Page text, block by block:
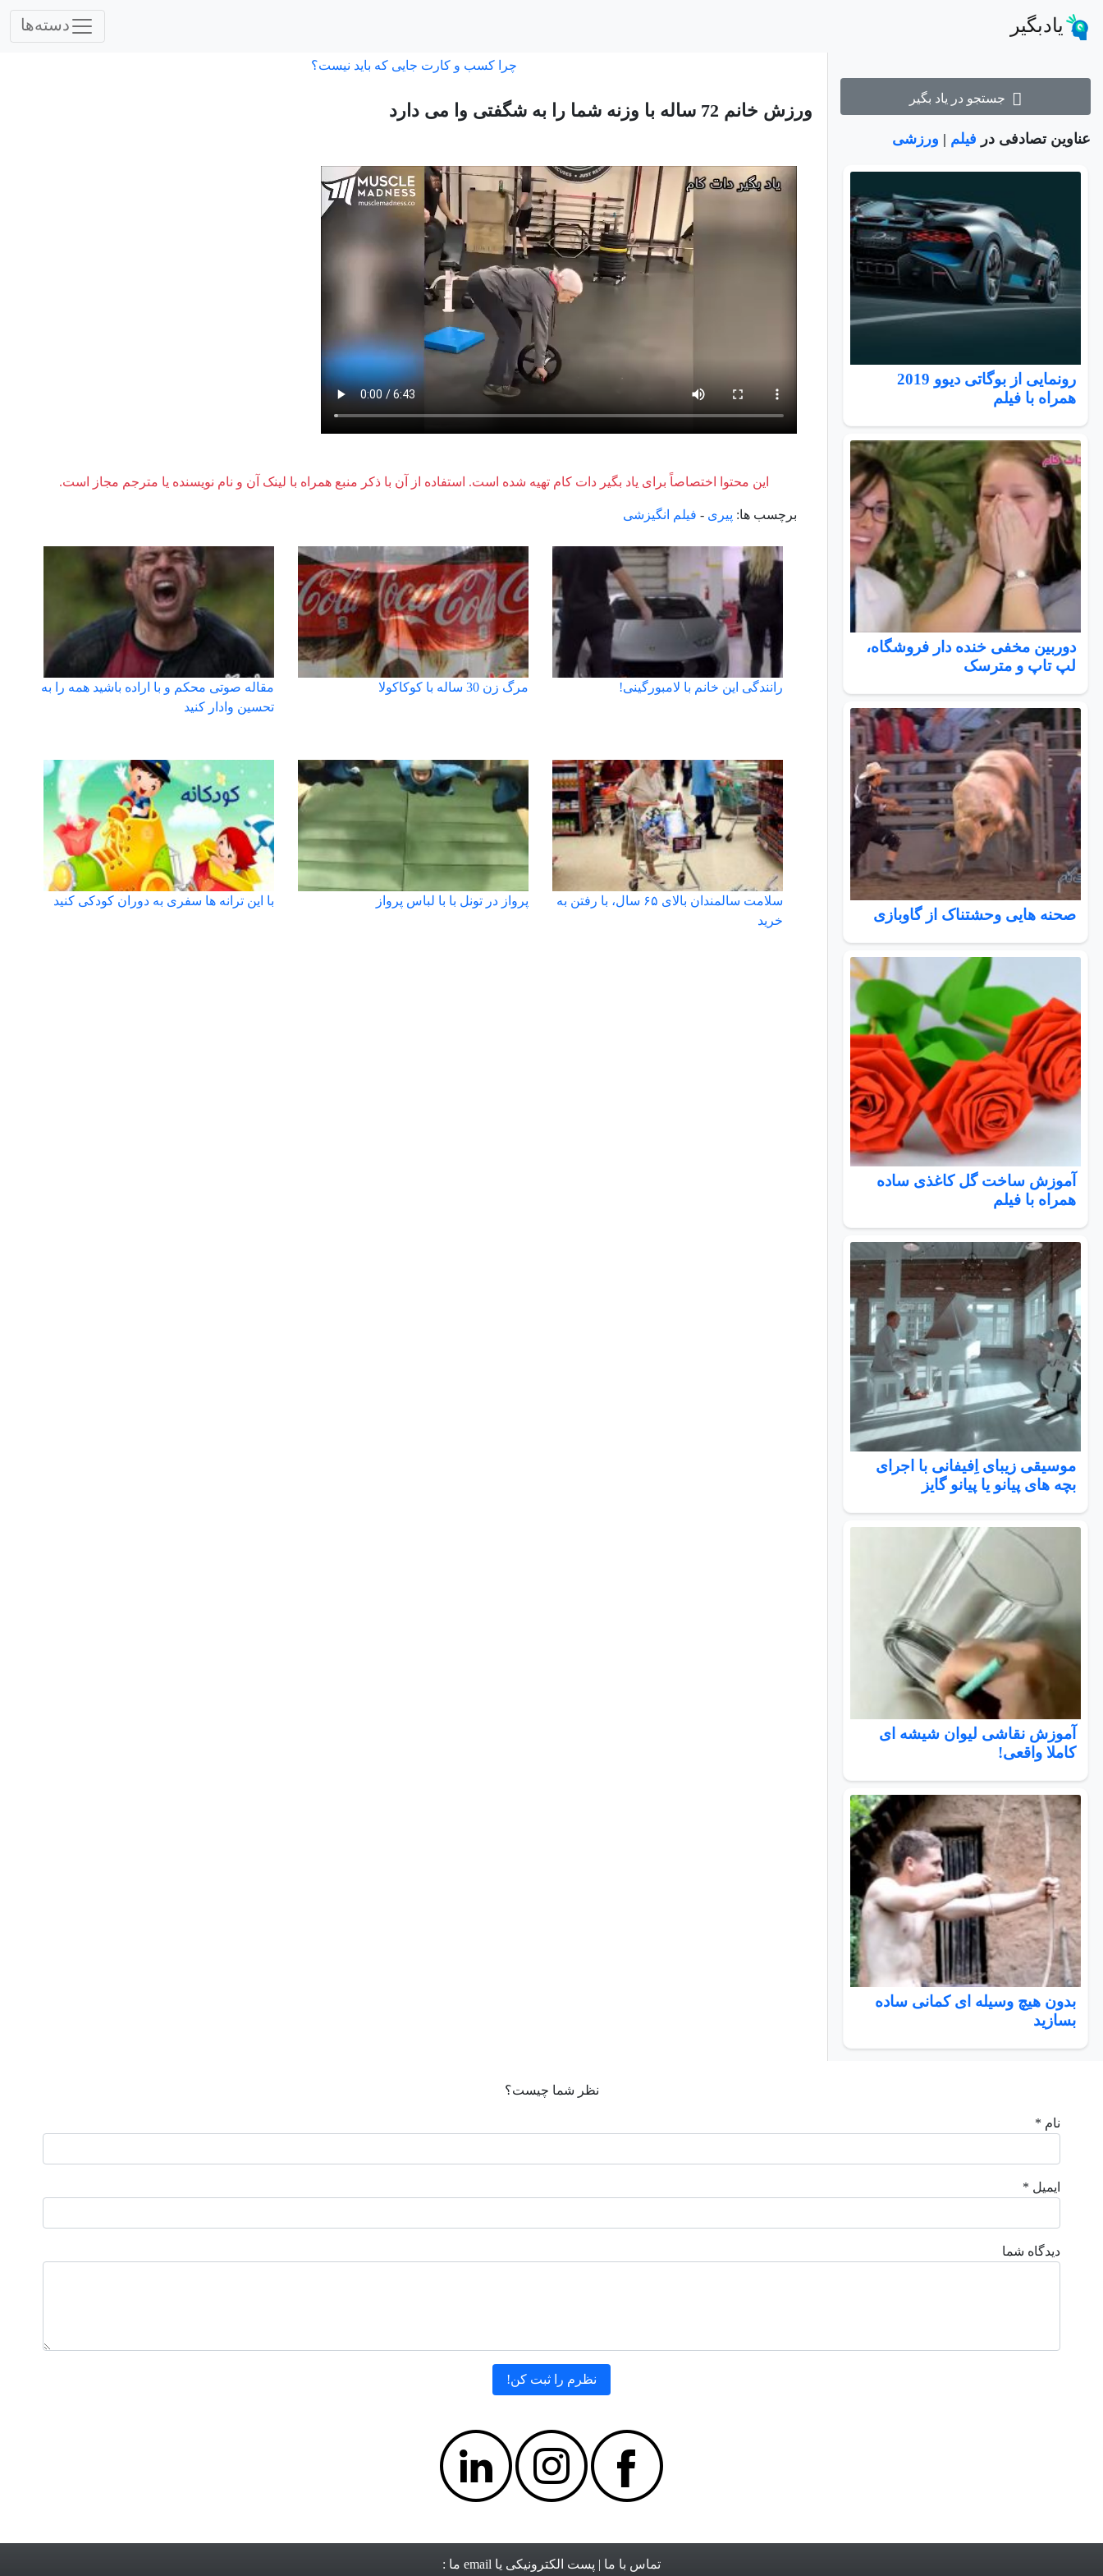
یادبگیر دسته‌ها
جستجو در یاد بگیر
عناوین تصادفی در فیلم | ورزشی
رونمایی از بوگاتی دیوو 2019
همراه با فیلم
دوربین مخفی خنده دار فروشگاه،
لپ تاپ و مترسک
صحنه هایی وحشتناک از گاوبازی
آموزش ساخت گل کاغذی ساده
همراه با فیلم
موسیقی زیبای اِفیفانی با اجرای
بچه های پیانو یا پیانو گایز
آموزش نقاشی لیوان شیشه ای
کاملا واقعی!
بدون هیچ وسیله ای کمانی ساده
بسازید
چرا کسب و کارت جایی که باید نیست؟
ورزش خانم 72 ساله با وزنه شما را به شگفتی وا می دارد
این محتوا اختصاصاً برای یاد بگیر دات کام تهیه شده است. استفاده از آن با ذکر منبع همراه با لینک آن و نام نویسنده یا مترجم مجاز است.
برچسب ها: پیری - فیلم انگیزشی
رانندگی این خانم با لامبورگینی! مرگ زن 30 ساله با كوكاكولا
مقاله صوتی محکم و با اراده باشید همه را به
تحسین وادار کنید
سلامت سالمندان بالای ۶۵ سال، با رفتن به
خرید
پرواز در تونل با با لباس پرواز با این ترانه ها سفری به دوران کودکی کنید
نظر شما چیست؟
نام *
ایمیل *
دیدگاه شما
تماس با ما | پست الکترونیکی یا email ما :